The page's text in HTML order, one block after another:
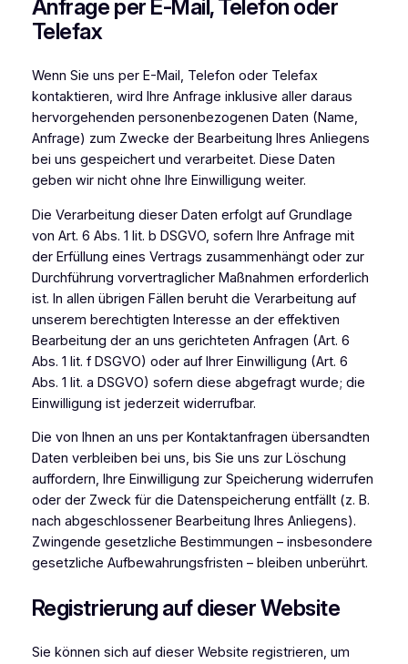
Anfrage per E-Mail, Telefon oder
Telefax
Wenn Sie uns per E-Mail, Telefon oder Telefax
kontaktieren, wird Ihre Anfrage inklusive aller daraus
hervorgehenden personenbezogenen Daten (Name,
Anfrage) zum Zwecke der Bearbeitung Ihres Anliegens
bei uns gespeichert und verarbeitet. Diese Daten
geben wir nicht ohne Ihre Einwilligung weiter.
Die Verarbeitung dieser Daten erfolgt auf Grundlage
von Art. 6 Abs. 1 lit. b DSGVO, sofern Ihre Anfrage mit
der Erfüllung eines Vertrags zusammenhängt oder zur
Durchführung vorvertraglicher Maßnahmen erforderlich
ist. In allen übrigen Fällen beruht die Verarbeitung auf
unserem berechtigten Interesse an der effektiven
Bearbeitung der an uns gerichteten Anfragen (Art. 6
Abs. 1 lit. f DSGVO) oder auf Ihrer Einwilligung (Art. 6
Abs. 1 lit. a DSGVO) sofern diese abgefragt wurde; die
Einwilligung ist jederzeit widerrufbar.
Die von Ihnen an uns per Kontaktanfragen übersandten
Daten verbleiben bei uns, bis Sie uns zur Löschung
auffordern, Ihre Einwilligung zur Speicherung widerrufen
oder der Zweck für die Datenspeicherung entfällt (z. B.
nach abgeschlossener Bearbeitung Ihres Anliegens).
Zwingende gesetzliche Bestimmungen – insbesondere
gesetzliche Aufbewahrungsfristen – bleiben unberührt.
Registrierung auf dieser Website
Sie können sich auf dieser Website registrieren, um